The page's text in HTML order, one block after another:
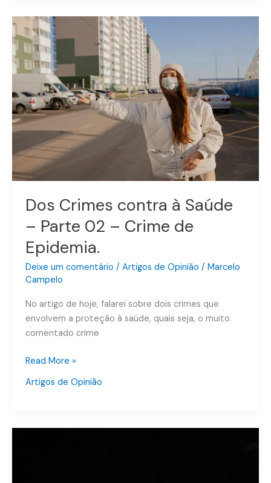
Dos Crimes contra à Saúde
– Parte 02 – Crime de
Epidemia.
Deixe um comentário / Artigos de Opinião / Marcelo
Campelo
No artigo de hoje, falarei sobre dois crimes que
envolvem a proteção à saúde, quais seja, o muito
comentado crime
Dos
Crimes
contra
à
Saúde
–
Parte
02
Crime
de
Epidemia.
Read More »
Artigos de Opinião